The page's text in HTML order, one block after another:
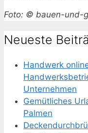
Foto: © bauen-und-
Neueste
Handwerk
Unternehmen
Gemütliches
Palmen